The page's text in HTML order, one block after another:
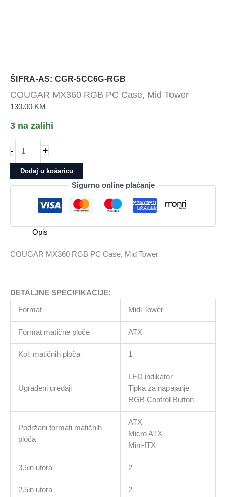
ŠIFRA-AS: CGR-5CC6G-RGB
COUGAR MX360 RGB PC Case, Mid Tower
130.00 KM
3 na zalihi
-
COUGAR
MX360
RGB
PC
količina
+
Dodaj u košaricu
Sigurno online plaćanje
Opis
COUGAR MX360 RGB PC Case, Mid Tower
DETALJNE SPECIFIKACIJE:
Format Midi Tower
Format matične ploče ATX
Kol. matičnih ploča 1
Ugrađeni uređaji
LED indikator
Tipka za napajanje
RGB Control Button
Podržani formati matičnih
ploča
ATX
Micro ATX
Mini-ITX
3.5in utora 2
2.5in utora 2